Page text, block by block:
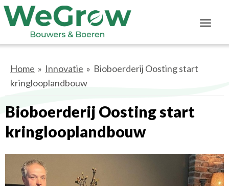
Home » Innovatie » Bioboerderij Oosting start
kringlooplandbouw
Bioboerderij Oosting start
kringlooplandbouw